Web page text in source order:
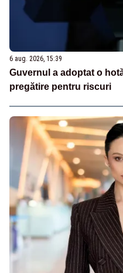
6 aug. 2026, 15:39
Guvernul a adoptat o
pregătire pentru riscuri